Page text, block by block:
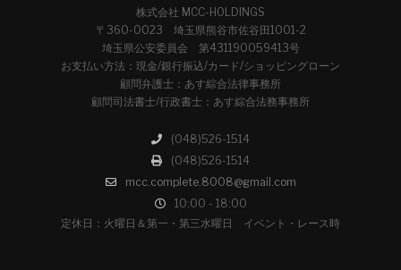
株式会社 MCC-HOLDINGS
〒360-0023 埼玉県熊谷市佐谷田1001-2
埼玉県公安委員会 第431190059413号
お支払い方法：現金/銀行振込/カード/ショッピングローン
顧問弁護士：あす綜合法律事務所
顧問司法書士/行政書士：あす綜合法務事務所
(048)526-1514
(048)526-1514
mcc.complete.8008@gmail.com
10:00 - 18:00
定休日：火曜日＆第一・第三水曜日 イベント・レース時